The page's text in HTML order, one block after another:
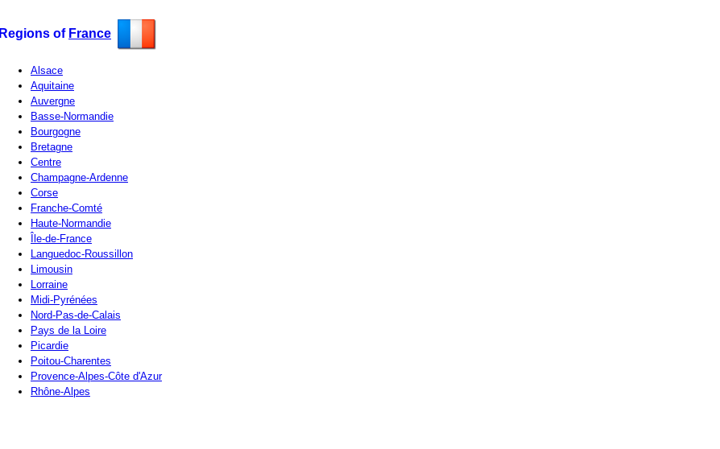
Regions of France
Alsace
Aquitaine
Auvergne
Basse-Normandie
Bourgogne
Bretagne
Centre
Champagne-Ardenne
Corse
Franche-Comté
Haute-Normandie
Île-de-France
Languedoc-Roussillon
Limousin
Lorraine
Midi-Pyrénées
Nord-Pas-de-Calais
Pays de la Loire
Picardie
Poitou-Charentes
Provence-Alpes-Côte d'Azur
Rhône-Alpes